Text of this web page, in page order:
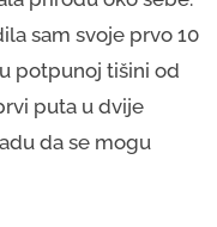
sam svoje prvo 10
potpunoj tišini od
puta u dvije
da se mogu